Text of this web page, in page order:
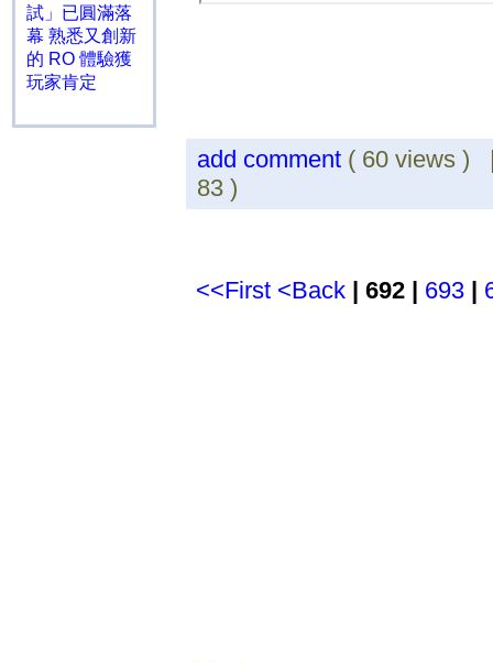
試」已圓滿落
幕 熟悉又創新
的 RO 體驗獲
玩家肯定
add comment ( 60 views
83 )
<<First <Back | 692 | 693|